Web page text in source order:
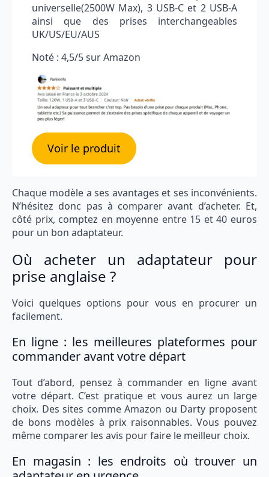
universelle(2500W Max), 3 USB-C et 2 USB-A
ainsi que des prises interchangeables
UK/US/EU/AUS
Noté : 4,5/5 sur Amazon
Voir le produit
Chaque modèle a ses avantages et ses inconvénients.
N’hésitez donc pas à comparer avant d’acheter. Et,
côté prix, comptez en moyenne entre 15 et 40 euros
pour un bon adaptateur.
Où acheter un adaptateur pour
prise anglaise ?
Voici quelques options pour vous en procurer un
facilement.
En ligne : les meilleures plateformes pour
commander avant votre départ
Tout d’abord, pensez à commander en ligne avant
votre départ. C’est pratique et vous aurez un large
choix. Des sites comme Amazon ou Darty proposent
de bons modèles à prix raisonnables. Vous pouvez
même comparer les avis pour faire le meilleur choix.
En magasin : les endroits où trouver un